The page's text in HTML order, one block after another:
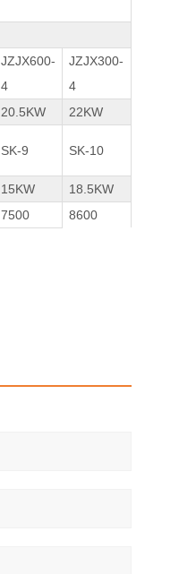
JZJX600-
4
JZJX300-
4
20.5KW
22KW
SK-9 SK-10
15KW
18.5KW
7500 8600